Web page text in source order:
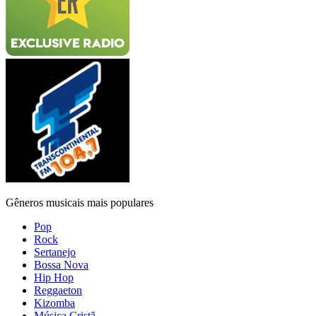
Gêneros musicais mais populares
Pop
Rock
Sertanejo
Bossa Nova
Hip Hop
Reggaeton
Kizomba